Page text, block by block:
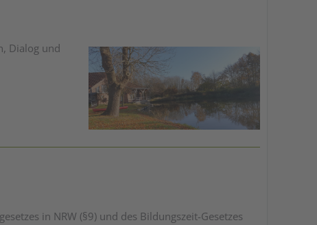
Dialog und
in NRW (§9) und des Bildungszeit-Gesetzes